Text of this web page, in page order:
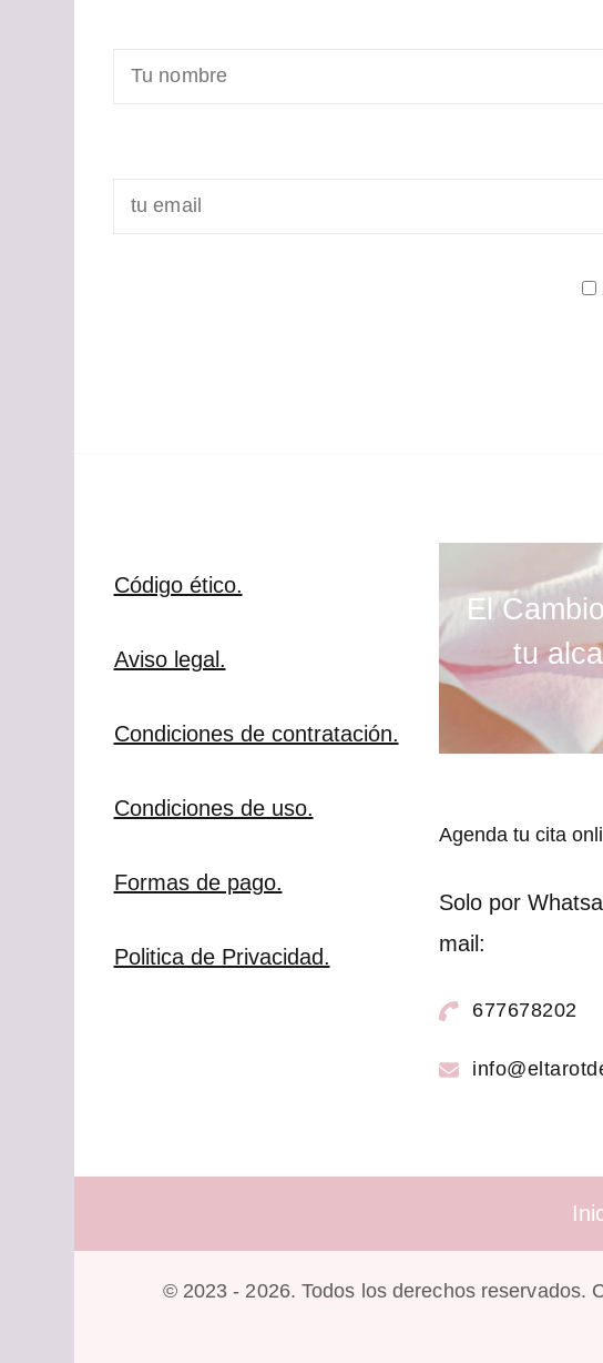
Código ético.
Aviso legal.
Condiciones de contratación.
Condiciones de uso.
Formas de pago.
Politica de Privacidad.
El
tu
Agenda tu cita
Solo por
mail:
677678202
© 2023 - 2026. Todos los derechos reservados.